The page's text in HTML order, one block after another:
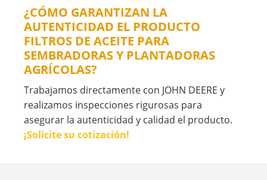
¿CÓMO GARANTIZAN LA
AUTENTICIDAD EL PRODUCTO
FILTROS DE ACEITE PARA
SEMBRADORAS Y PLANTADORAS
AGRÍCOLAS?
Trabajamos directamente con JOHN DEERE y
realizamos inspecciones rigurosas para
asegurar la autenticidad y calidad el producto.
¡Solicite su cotización!